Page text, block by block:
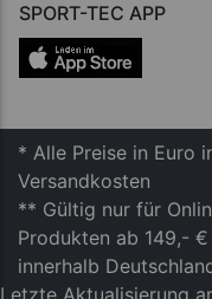
SPORT-TEC APP
* Alle Preise in Euro
Versandkosten
** Gültig nur für
Produkten ab 149,-
innerhalb